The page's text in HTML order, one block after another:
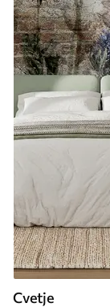
Cvetje